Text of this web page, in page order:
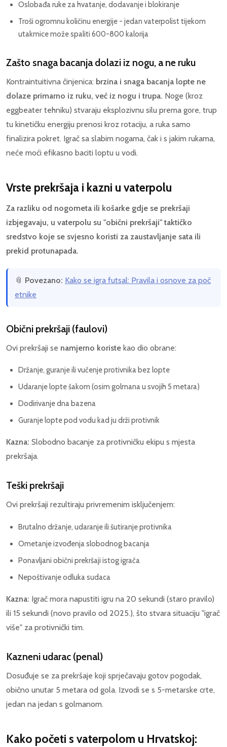
Oslobađa ruke za hvatanje, dodavanje i blokiranje
Troši ogromnu količinu energije - jedan vaterpolist tijekom
utakmice može spaliti 600-800 kalorija
Zašto snaga bacanja dolazi iz nogu, a ne ruku
Kontraintuitivna činjenica: brzina i snaga bacanja lopte ne
dolaze primarno iz ruku, već iz nogu i trupa. Noge (kroz
eggbeater tehniku) stvaraju eksplozivnu silu prema gore, trup
tu kinetičku energiju prenosi kroz rotaciju, a ruka samo
finalizira pokret. Igrač sa slabim nogama, čak i s jakim rukama,
neće moći efikasno baciti loptu u vodi.
Vrste prekršaja i kazni u vaterpolu
Za razliku od nogometa ili košarke gdje se prekršaji
izbjegavaju, u vaterpolu su "obični prekršaji" taktičko
sredstvo koje se svjesno koristi za zaustavljanje sata ili
prekid protunapada.
📎 Povezano: Kako se igra futsal: Pravila i osnove za poč
etnike
Obični prekršaji (faulovi)
Ovi prekršaji se namjerno koriste kao dio obrane:
Držanje, guranje ili vučenje protivnika bez lopte
Udaranje lopte šakom (osim golmana u svojih 5 metara)
Dodirivanje dna bazena
Guranje lopte pod vodu kad ju drži protivnik
Kazna: Slobodno bacanje za protivničku ekipu s mjesta
prekršaja.
Teški prekršaji
Ovi prekršaji rezultiraju privremenim isključenjem:
Brutalno držanje, udaranje ili šutiranje protivnika
Ometanje izvođenja slobodnog bacanja
Ponavljani obični prekršaji istog igrača
Nepoštivanje odluka sudaca
Kazna: Igrač mora napustiti igru na 20 sekundi (staro pravilo)
ili 15 sekundi (novo pravilo od 2025.), što stvara situaciju "igrač
više" za protivnički tim.
Kazneni udarac (penal)
Dosuđuje se za prekršaje koji sprječavaju gotov pogodak,
obično unutar 5 metara od gola. Izvodi se s 5-metarske crte,
jedan na jedan s golmanom.
Kako početi s vaterpolom u Hrvatskoj: